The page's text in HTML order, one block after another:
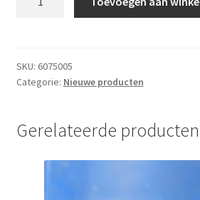
SKU: 6075005
Categorie: Nieuwe producten
Gerelateerde producten